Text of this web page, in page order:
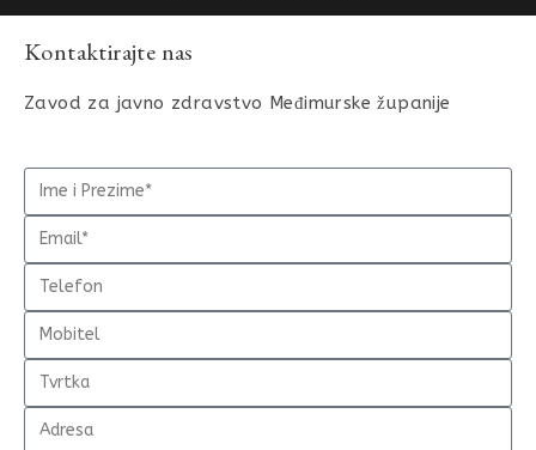
Kontaktirajte nas
Zavod za javno zdravstvo Međimurske županije